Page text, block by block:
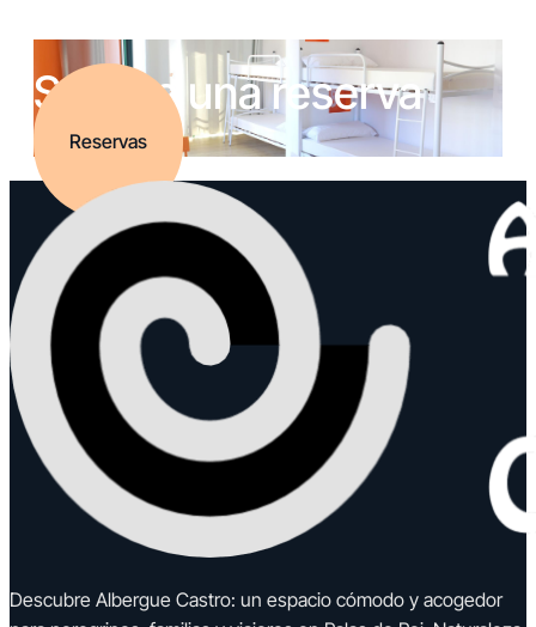
Solicita una reserva
Reservas
Descubre Albergue Castro: un espacio cómodo y acogedor